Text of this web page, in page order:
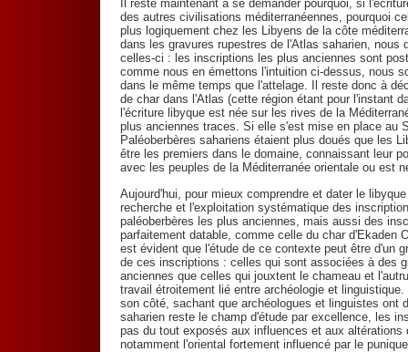
Il reste maintenant à se demander pourquoi, si
des autres civilisations méditerranéennes, pourquoi
plus logiquement chez les Libyens de la côte
dans les gravures rupestres de l'Atlas saharien, nous
celles-ci : les inscriptions les plus anciennes sont
comme nous en émettons l'intuition ci-dessus, nous
dans le même temps que l'attelage. Il reste donc à
de char dans l'Atlas (cette région étant pour l'instant
l'écriture libyque est née sur les rives de la
plus anciennes traces. Si elle s'est mise en place au
Paléoberbères sahariens étaient plus doués que les
être les premiers dans le domaine, connaissant leur
avec les peuples de la Méditerranée orientale ou est
Aujourd'hui, pour mieux comprendre et dater le
recherche et l'exploitation systématique des
paléoberbères les plus anciennes, mais aussi des
parfaitement datable, comme celle du char d'Ekaden
est évident que l'étude de ce contexte peut être d'un
de ces inscriptions : celles qui sont associées à des
anciennes que celles qui jouxtent le chameau et
travail étroitement lié entre archéologie et
son côté, sachant que archéologues et linguistes ont
saharien reste le champ d'étude par excellence, les
pas du tout exposés aux influences et aux
notamment l'oriental fortement influencé par le